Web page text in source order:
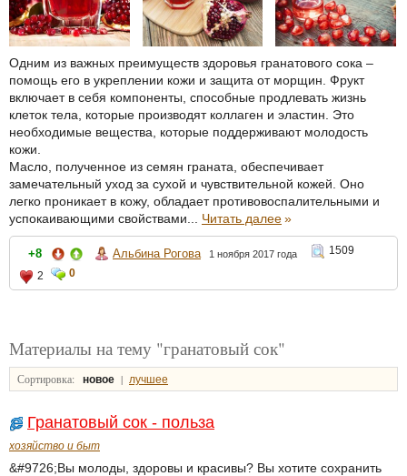
Одним из важных преимуществ здоровья гранатового сока –
помощь его в укреплении кожи и защита от морщин. Фрукт
включает в себя компоненты, способные продлевать жизнь
клеток тела, которые производят коллаген и эластин. Это
необходимые вещества, которые поддерживают молодость
кожи.
Масло, полученное из семян граната, обеспечивает
замечательный уход за сухой и чувствительной кожей. Оно
легко проникает в кожу, обладает противовоспалительными и
успокаивающими свойствами... Читать далее»
+8 Альбина Рогова 1 ноября 2017 года
1509
2
0
Материалы на тему "гранатовый сок"
Сортировка: новое | лучшее
Гранатовый сок - польза
хозяйство и быт
&#9726;Вы молоды, здоровы и красивы? Вы хотите сохранить